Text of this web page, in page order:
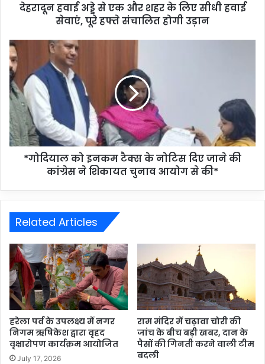
देहरादून हवाई अड्डे से एक और शहर के लिए सीधी हवाई
सेवाएं, पूरे हफ्ते संचालित होगी उड़ान
*गोदियाल को इनकम टैक्स के नोटिस दिए जाने की
कांग्रेस ने शिकायत चुनाव आयोग से की*
Related Articles
हरेला पर्व के उपलक्ष्य में नगर
निगम ऋषिकेश द्वारा वृहद
वृक्षारोपण कार्यक्रम आयोजित
July 17, 2026
राम मंदिर में चढ़ावा चोरी की
जांच के बीच बड़ी खबर, दान के
पैसों की गिनती करने वाली टीम
बदली